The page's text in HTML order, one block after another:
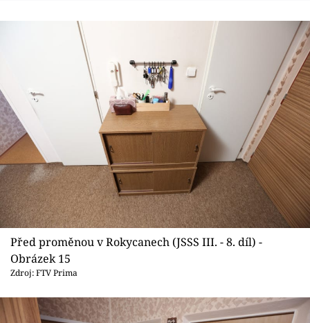
Před proměnou v Rokycanech (JSSS III. - 8. díl) -
Obrázek 15
Zdroj: FTV Prima